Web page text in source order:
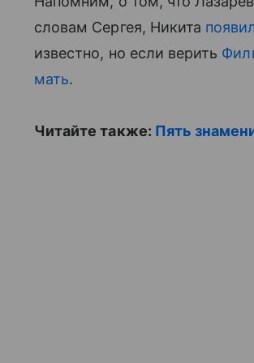
словам Сергея, Никита
известно, но если верить
мать.
Читайте также: Пять